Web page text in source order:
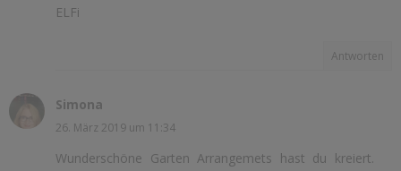
ELFi
Antworten
Simona
26. März 2019 um 11:34
Wunderschöne Garten Arrangemets hast du kreiert.